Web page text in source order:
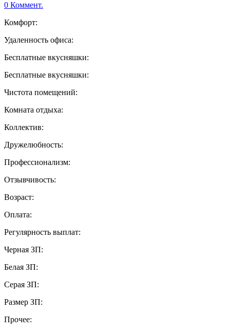
0 Коммент.
Комфорт:
Удаленность офиса:
Бесплатные вкусняшки:
Бесплатные вкусняшки:
Чистота помещений:
Комната отдыха:
Коллектив:
Дружелюбность:
Профессионализм:
Отзывчивость:
Возраст:
Оплата:
Регулярность выплат:
Черная ЗП:
Белая ЗП:
Серая ЗП:
Размер ЗП:
Прочее: